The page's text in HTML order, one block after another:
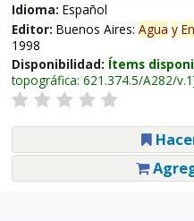
Idioma: Español
Editor: Buenos Aires: Agua y
1998
Disponibilidad: Ítems
topográfica: 621.374.5/A282/v.1